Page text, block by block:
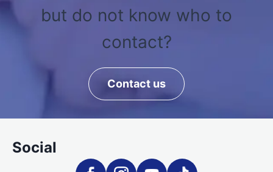
but do not know who to
contact?
Contact us
Social